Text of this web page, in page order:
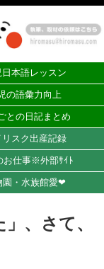
日本語レッスン
の語彙力向上
との日記まとめ
リスク出産記録
お仕事※外部ｻｲﾄ
園・水族館愛❤︎
、さて、